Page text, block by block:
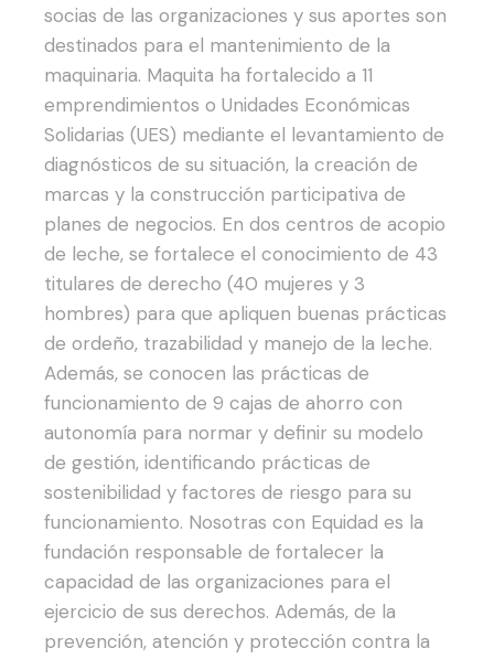
socias de las organizaciones y sus aportes son
destinados para el mantenimiento de la
maquinaria. Maquita ha fortalecido a 11
emprendimientos o Unidades Económicas
Solidarias (UES) mediante el levantamiento de
diagnósticos de su situación, la creación de
marcas y la construcción participativa de
planes de negocios. En dos centros de acopio
de leche, se fortalece el conocimiento de 43
titulares de derecho (40 mujeres y 3
hombres) para que apliquen buenas prácticas
de ordeño, trazabilidad y manejo de la leche.
Además, se conocen las prácticas de
funcionamiento de 9 cajas de ahorro con
autonomía para normar y definir su modelo
de gestión, identificando prácticas de
sostenibilidad y factores de riesgo para su
funcionamiento. Nosotras con Equidad es la
fundación responsable de fortalecer la
capacidad de las organizaciones para el
ejercicio de sus derechos. Además, de la
prevención, atención y protección contra la